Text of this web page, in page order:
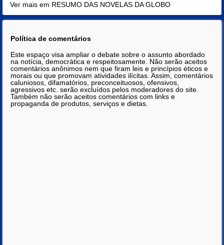
Ver mais em RESUMO DAS NOVELAS DA GLOBO
Política de comentários
Este espaço visa ampliar o debate sobre o assunto abordado
na notícia, democrática e respeitosamente. Não serão aceitos
comentários anônimos nem que firam leis e princípios éticos e
morais ou que promovam atividades ilícitas. Assim, comentários
caluniosos, difamatórios, preconceituosos, ofensivos,
agressivos etc. serão excluídos pelos moderadores do site.
Também não serão aceitos comentários com links e
propaganda de produtos, serviços e dietas.